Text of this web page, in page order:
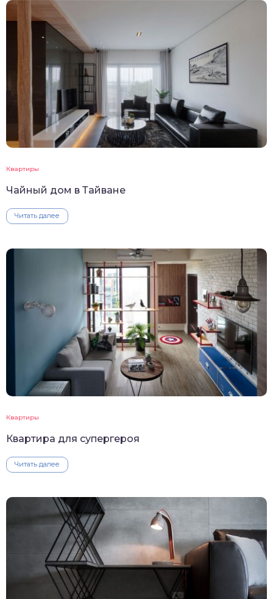
Квартиры
Чайный дом в Тайване
Читать далее
Квартиры
Квартира для супергероя
Читать далее